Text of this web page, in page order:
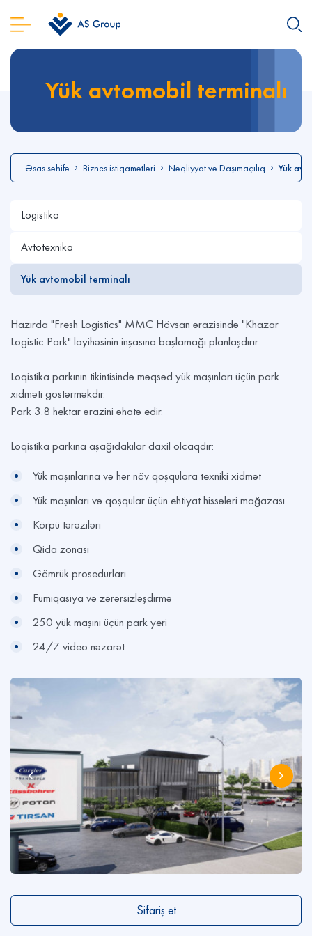
Yük avtomobil terminalı
Əsas səhifə Biznes istiqamətləri Nəqliyyat və Daşımaçılıq Yük
Logistika
Avtotexnika
Yük avtomobil terminalı
Hazırda "Fresh Logistics" MMC Hövsan ərazisində "Khazar
Logistic Park" layihəsinin inşasına başlamağı planlaşdırır.
Loqistika parkının tikintisində məqsəd yük maşınları üçün park
xidməti göstərməkdir.
Park 3.8 hektar ərazini əhatə edir.
Loqistika parkına aşağıdakılar daxil olcaqdır:
Yük maşınlarına və hər növ qoşqulara texniki xidmət
Yük maşınları və qoşqular üçün ehtiyat hissələri mağazası
Körpü tərəziləri
Qida zonası
Gömrük prosedurları
Fumiqasiya və zərərsizləşdirmə
250 yük maşını üçün park yeri
24/7 video nəzarət
Sifariş et